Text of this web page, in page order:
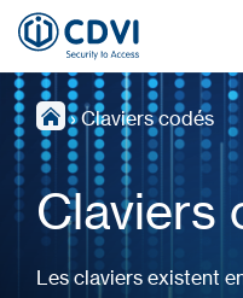
›Claviers codés
Claviers
Les claviers existent